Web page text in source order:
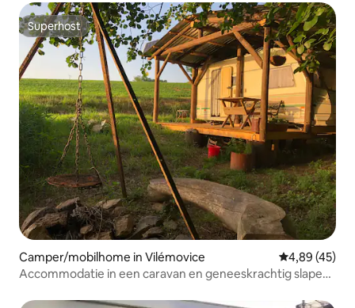
Superhost
Superhost
Camper/mobilhome in Vilémovice Gemiddelde
4,89 (45)
Accommodatie in een caravan en geneeskrachtig slapen